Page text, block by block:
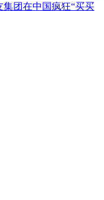
团在中国疯狂“买买